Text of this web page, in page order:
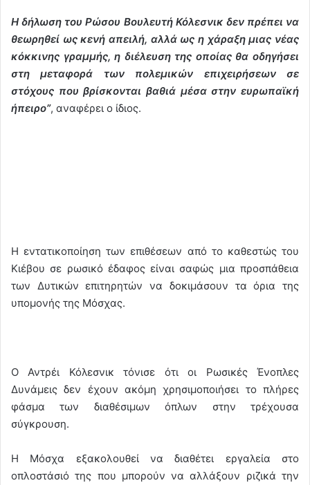
Η δήλωση του Ρώσου Βουλευτή Κόλεσνικ δεν πρέπει να
θεωρηθεί ως κενή απειλή, αλλά ως η χάραξη μιας νέας
κόκκινης γραμμής, η διέλευση της οποίας θα οδηγήσει
στη μεταφορά των πολεμικών επιχειρήσεων σε
στόχους που βρίσκονται βαθιά μέσα στην ευρωπαϊκή
ήπειρο”, αναφέρει ο ίδιος.
Η εντατικοποίηση των επιθέσεων από το καθεστώς του
Κιέβου σε ρωσικό έδαφος είναι σαφώς μια προσπάθεια
των Δυτικών επιτηρητών να δοκιμάσουν τα όρια της
υπομονής της Μόσχας.
Ο Αντρέι Κόλεσνικ τόνισε ότι οι Ρωσικές Ένοπλες
Δυνάμεις δεν έχουν ακόμη χρησιμοποιήσει το πλήρες
φάσμα των διαθέσιμων όπλων στην τρέχουσα
σύγκρουση.
Η Μόσχα εξακολουθεί να διαθέτει εργαλεία στο
οπλοστάσιό της που μπορούν να αλλάξουν ριζικά την